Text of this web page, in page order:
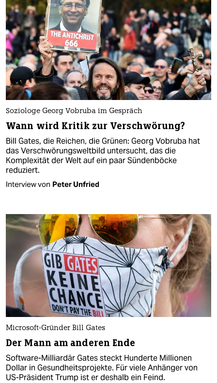
Soziologe Georg Vobruba im Gespräch
Wann wird Kritik zur Verschwörung?
Bill Gates, die Reichen, die Grünen: Georg Vobruba hat
das Verschwörungsweltbild untersucht, das die
Komplexität der Welt auf ein paar Sündenböcke
reduziert.
Interview von Peter Unfried
Microsoft-Gründer Bill Gates
Der Mann am anderen Ende
Software-Milliardär Gates steckt Hunderte Millionen
Dollar in Gesundheitsprojekte. Für viele Anhänger von
US-Präsident Trump ist er deshalb ein Feind.